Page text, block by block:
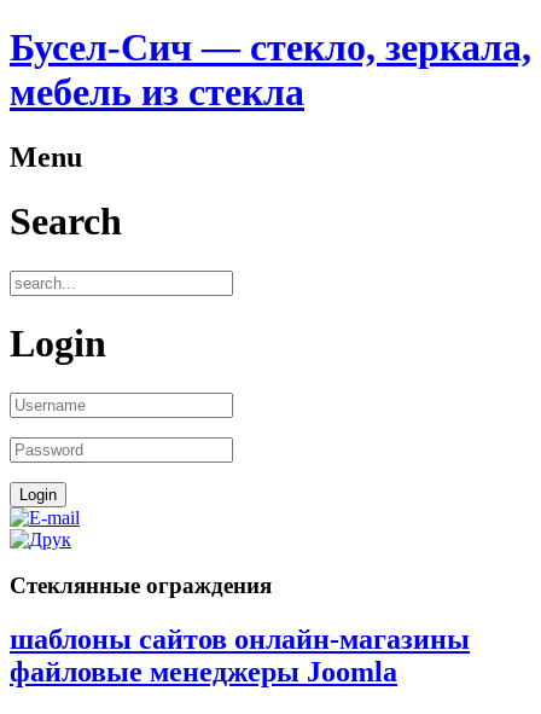
Бусел-Сич — стекло, зеркала,
мебель из стекла
Menu
Search
Login
Стеклянные ограждения
шаблоны сайтов онлайн-магазины
файловые менеджеры Joomla